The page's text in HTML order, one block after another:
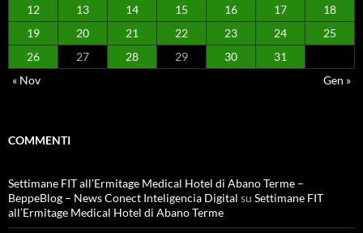
12
13 14 15 16 17
18
19
20 21 22 23 24
25
26
27 28 29 30
31
« Nov
Gen »
COMMENTI
Settimane FIT all’Ermitage Medical Hotel di Abano Terme –
BeppeBlog – News Conect Inteligencia Digital su Settimane FIT
all’Ermitage Medical Hotel di Abano Terme